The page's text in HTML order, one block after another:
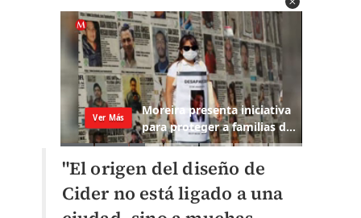
"El origen del diseño de
Cider no está ligado a una